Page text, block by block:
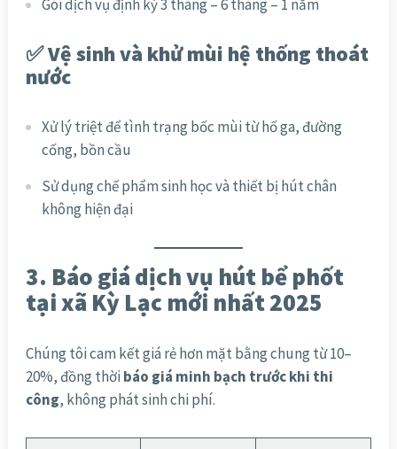
Gói dịch vụ định kỳ 3 tháng – 6 tháng – 1 năm
✅ Vệ sinh và khử mùi hệ thống thoát
nước
Xử lý triệt để tình trạng bốc mùi từ hố ga, đường
cống, bồn cầu
Sử dụng chế phẩm sinh học và thiết bị hút chân
không hiện đại
3. Báo giá dịch vụ hút bể phốt
tại xã Kỳ Lạc mới nhất 2025
Chúng tôi cam kết giá rẻ hơn mặt bằng chung từ 10–
20%, đồng thời báo giá minh bạch trước khi thi
công, không phát sinh chi phí.